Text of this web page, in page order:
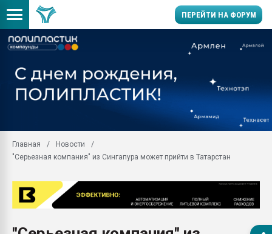
ПЕРЕЙТИ НА ФОРУМ
умельцы изготовили
Продажа готового
производство SPC
29.07.2026 ФРП помог
Помощь в подборе
ближайшее
Главная
Новости
"Серьезная компания" из Сингапура может прийти в Татарстан